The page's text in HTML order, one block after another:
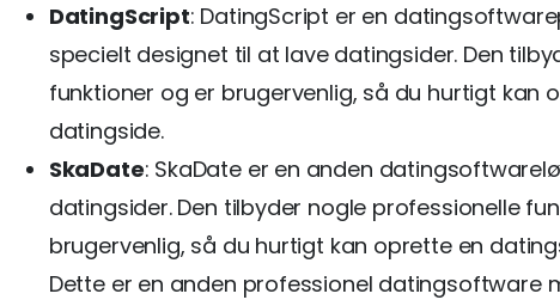
DatingScript: DatingScript er en
specielt designet til at lave datingsider. Den
funktioner og er brugervenlig, så du hurtigt kan
datingside.
SkaDate: SkaDate er en anden
datingsider. Den tilbyder nogle professionelle
brugervenlig, så du hurtigt kan oprette en
Dette er en anden professionel datingsoftware